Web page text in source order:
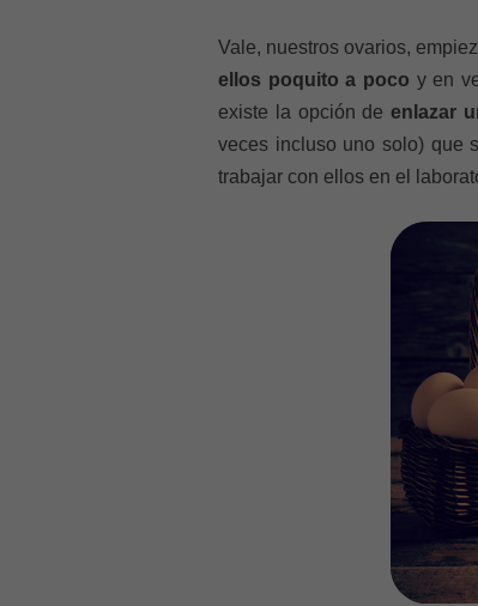
Vale, nuestros ovarios,
ellos poquito a poco y en
existe la opción deenlazar
veces incluso uno solo) que
trabajar con ellos en el